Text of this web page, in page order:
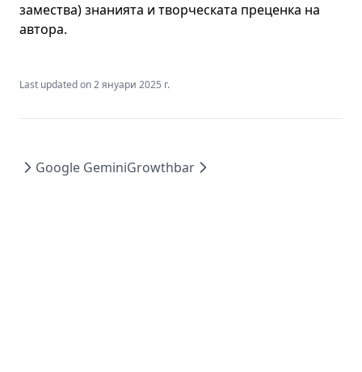
замества) знанията и творческата преценка на
автора.
Last updated on2 януари 2025 г.
Google GeminiGrowthbar